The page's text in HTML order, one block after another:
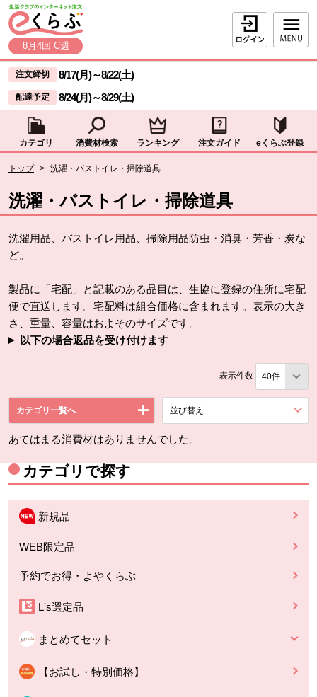
ページの先頭です。
本文へジャンプする。
8月4回 C週
ログイン
ここからサイト内共通メニューです。
サイト内共通メニューをスキップする
注文締切 8/17(月)～8/22(土)
配達予定 8/24(月)～8/29(土)
カテゴリ 消費材検索 ランキング 注文ガイド eくらぶ登録
トップ > 洗濯・バストイレ・掃除道具
洗濯・バストイレ・掃除道具
洗濯用品、バストイレ用品、掃除用品防虫・消臭・芳香・炭な
ど。
製品に「宅配」と記載のある品目は、生協に登録の住所に宅配
便で直送します。宅配料は組合価格に含まれます。表示の大き
さ、重量、容量はおよそのサイズです。
以下の場合返品を受け付けます
表示件数
カテゴリ一覧へ 並び替え
あてはまる消費材はありませんでした。
カテゴリで探す
新規品
WEB限定品
予約でお得・よやくらぶ
L's選定品
まとめてセット
【お試し・特別価格】